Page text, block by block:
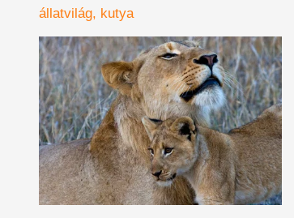
állatvilág kutya